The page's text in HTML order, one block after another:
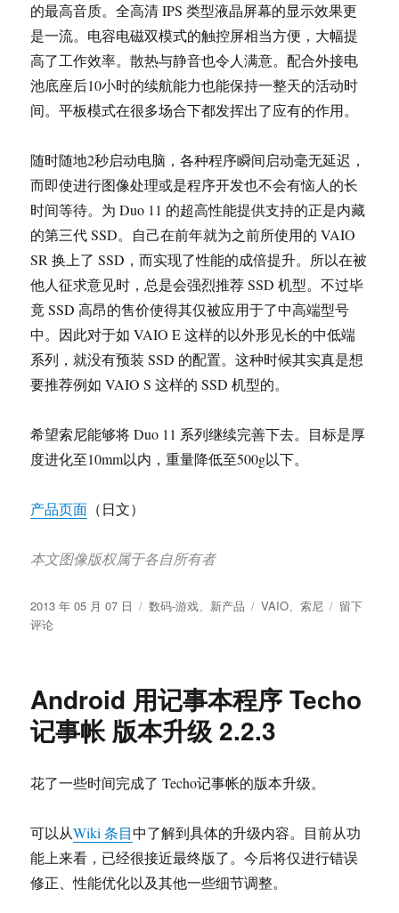
的最高音质。全高清 IPS 类型液晶屏幕的显示效果更
是一流。电容电磁双模式的触控屏相当方便，大幅提
高了工作效率。散热与静音也令人满意。配合外接电
池底座后10小时的续航能力也能保持一整天的活动时
间。平板模式在很多场合下都发挥出了应有的作用。
随时随地2秒启动电脑，各种程序瞬间启动毫无延迟，
而即使进行图像处理或是程序开发也不会有恼人的长
时间等待。为 Duo 11 的超高性能提供支持的正是内藏
的第三代 SSD。自己在前年就为之前所使用的 VAIO
SR 换上了 SSD，而实现了性能的成倍提升。所以在被
他人征求意见时，总是会强烈推荐 SSD 机型。不过毕
竟 SSD 高昂的售价使得其仅被应用于了中高端型号
中。因此对于如 VAIO E 这样的以外形见长的中低端
系列，就没有预装 SSD 的配置。这种时候其实真是想
要推荐例如 VAIO S 这样的 SSD 机型的。
希望索尼能够将 Duo 11 系列继续完善下去。目标是厚
度进化至10mm以内，重量降低至500g以下。
产品页面 （日文）
本文图像版权属于各自所有者
发
布
2013 年 05 月 07 日
分
数码-游戏、 新产品
标
VAIO、索尼
于
布
本
电
脑
留下
评论
Android 用记事本程序 Techo
记事帐 版本升级 2.2.3
花了一些时间完成了 Techo记事帐的版本升级。
可以从Wiki 条目中了解到具体的升级内容。目前从功
能上来看，已经很接近最终版了。今后将仅进行错误
修正、性能优化以及其他一些细节调整。